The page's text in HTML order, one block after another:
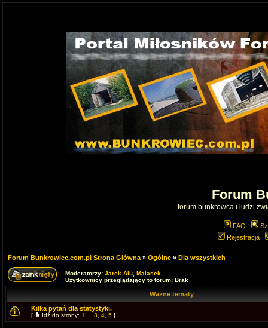
Forum
forum bunkrowca i ludzi
FAQ
Rejestracja
Forum Bunkrowiec.com.pl Strona Główna » Ogólne » Dla wszystkich
Moderatorzy: Jarek Alu Malasek
Użytkownicy przeglądający to forum: Brak
Ważne tematy
Kilka pytań dla statystyki.
[ Idź do strony: 1 3 4 5 ]